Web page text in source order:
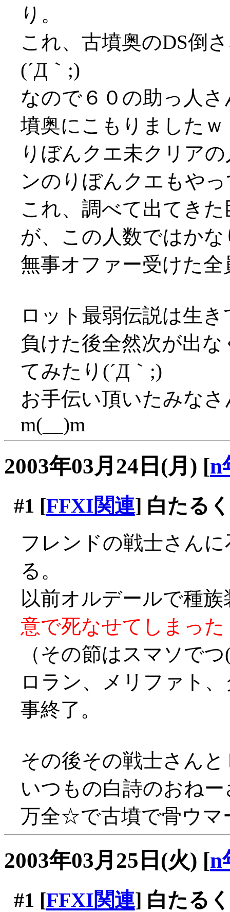
り。
これ、古墳奥のDS倒
(´Д｀;)
なので６０の助っ人
墳奥にこもりましたｗ
りぼんクエ未クリア
ンのりぼんクエもや
これ、調べて出てき
が、この人数ではかな
無事オファー受けた
ロット最弱伝説は生
負けた後全然次が出
てみたり(´Д｀;)
お手伝い頂いたみな
m(__)m
2003年03月24日(月) [n
#1 [FFXI関連] 白たる
フレンドの戦士さん
る。
以前オルデールで種
意で死なせてしまった
（その節はスマソで
ロラン、メリファト
事終了。
その後その戦士さん
いつもの白詩のおね
万全☆で古墳で骨ウマ
2003年03月25日(火) [n
#1 [FFXI関連] 白たる